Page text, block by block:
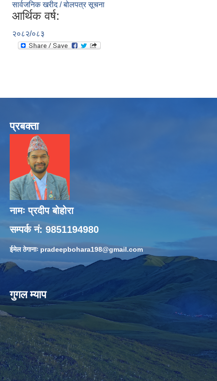
सार्वजनिक खरीद / बोलपत्र सूचना
आर्थिक वर्ष:
२०८२/०८३
प्रबक्ता
नामः प्रदीप बोहोरा
सम्पर्क नं: 9851194980
ईमेल ठेगानाः pradeepbohara198@gmail.com
गुगल म्याप